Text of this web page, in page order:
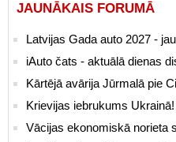
JAUNĀKAIS FORUMĀ
Latvijas Gada auto 2027 -
iAuto čats - aktuālā dienas
Kārtējā avārija Jūrmalā pie
Krievijas iebrukums Ukrainā!
Vācijas ekonomiskā norieta